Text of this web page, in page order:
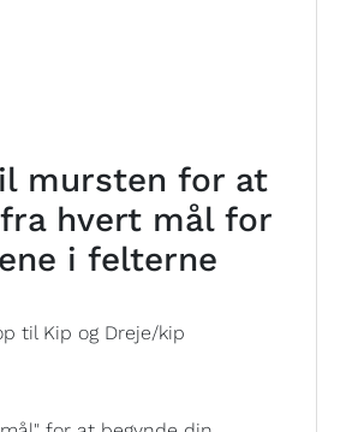
mursten for at
hvert mål for
i felterne
til Kip og Dreje/kip